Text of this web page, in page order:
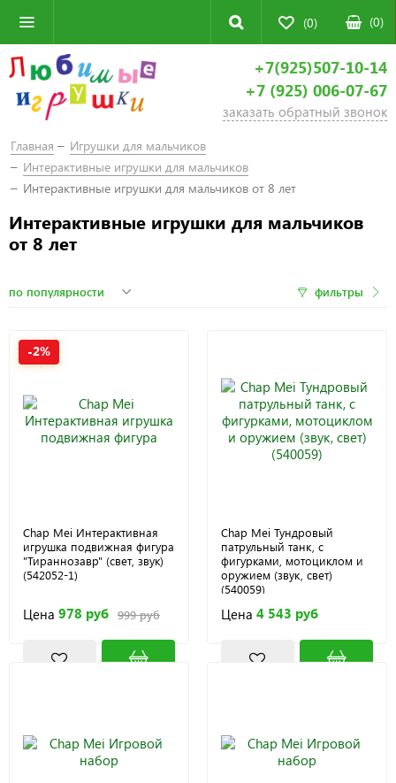
(0) (0)
+7(925)507-10-14
+7 (925) 006-07-67
заказать обратный звонок
Главная
Игрушки для мальчиков
Интерактивные игрушки для мальчиков
Интерактивные игрушки для мальчиков от 8 лет
Интерактивные игрушки для мальчиков
от 8 лет
фильтры
-2%
Chap Mei Интерактивная
игрушка подвижная фигура
"Тираннозавр" (свет, звук)
(542052-1)
Цена 978 руб 999 руб
Chap Mei Тундровый
патрульный танк, с
фигурками, мотоциклом и
оружием (звук, свет)
(540059)
Цена 4 543 руб